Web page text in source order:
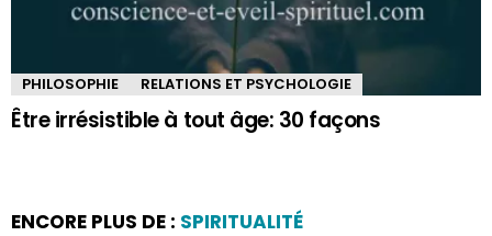
PHILOSOPHIE RELATIONS ET PSYCHOLOGIE
Être irrésistible à tout âge: 30 façons
ENCORE PLUS DE : SPIRITUALITÉ